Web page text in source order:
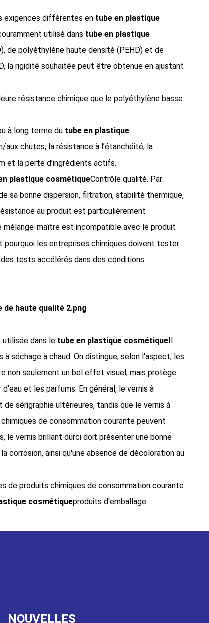
exigences différentes en tube en plastique
utilisé dans tube en plastique
de polyéthylène haute densité (PEHD) et de
la rigidité souhaitée peut être obtenue en ajustant
résistance chimique que le polyéthylène basse
à long terme du tube en plastique
aux chutes, la résistance à l’étanchéité, la
et la perte d’ingrédients actifs.
plastique cosmétiqueContrôle qualité. Par
sa bonne dispersion, filtration, stabilité thermique,
au produit est particulièrement
mélange-maître est incompatible avec le produit
pourquoi les entreprises chimiques doivent tester
tests accélérés dans des conditions
dans le tube en plastique cosmétiqueIl
séchage à chaud. On distingue, selon l'aspect, les
non seulement un bel effet visuel, mais protège
et les parfums. En général, le vernis à
sérigraphie ultérieures, tandis que le vernis à
de consommation courante peuvent
le vernis brillant durci doit présenter une bonne
corrosion, ainsi qu'une absence de décoloration au
de produits chimiques de consommation courante
cosmétiqueproduits d'emballage.
NOUVELLES